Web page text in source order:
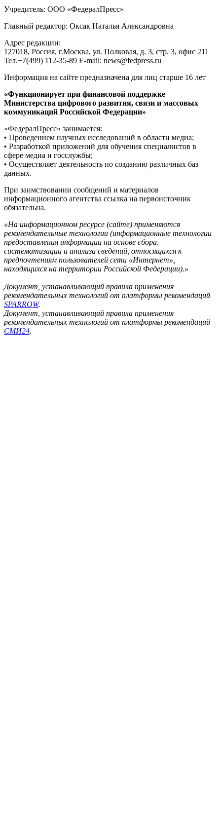
Учредитель: ООО «ФедералПресс»
Главный редактор: Оксак Наталья Александровна
Адрес редакции:
127018, Россия, г.Москва, ул. Полковая, д. 3, стр. 3, офис 211
Тел.+7(499) 112-35-89 E-mail: news@fedpress.ru
Информация на сайте предназначена для лиц старше 16 лет
«Функционирует при финансовой поддержке
Министерства цифрового развития, связи и массовых
коммуникаций Российской Федерации»
«ФедералПресс» занимается:
• Проведением научных исследований в области медиа;
• Разработкой приложений для обучения специалистов в
сфере медиа и госслужбы;
• Осуществляет деятельность по созданию различных баз
данных.
При заимствовании сообщений и материалов
информационного агентства ссылка на первоисточник
обязательна.
«На информационном ресурсе (сайте) применяются
рекомендательные технологии (информационные технологии
предоставления информации на основе сбора,
систематизации и анализа сведений, относящихся к
предпочтениям пользователей сети «Интернет»,
находящихся на территории Российской Федерации).»
Документ, устанавливающий правила применения
рекомендательных технологий от платформы рекомендаций
SPARROW.
Документ, устанавливающий правила применения
рекомендательных технологий от платформы рекомендаций
СМИ24.